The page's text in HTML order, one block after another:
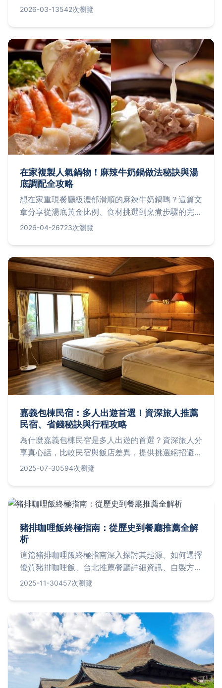
麵到拉絲、日曬，一步步拆解老師傅的獨門訣竅與新
2026-03-13542次瀏覽
在家複製人氣鍋物！麻辣牛奶鍋做法秘訣與湯
底調配全攻略
想在家重現餐廳級濃郁滑順的麻辣牛奶鍋嗎？這篇文
章分享從湯底黃金比例、食材挑選到烹煮步驟的完整
做法，並解答湯底分離、辣度調整等常見失敗問題，
2026-04-26723次瀏覽
嘉義包棟民宿：多人出遊首選！資深旅人推薦
民宿、省錢秘訣與行程攻略
為什麼嘉義包棟民宿是多人出遊的首選？資深旅人分
享真心話，比較民宿與飯店差異，提供挑選絕招避開
雷點，嚴選5間高評價民宿如茶田屋別墅與樸樹下文
2025-07-30594次瀏覽
豬排咖哩飯終極指南：從歷史到餐廳推薦全解
析
這篇豬排咖哩飯終極指南深入探討其起源、如何選擇
優質豬排咖哩飯、台北推薦餐廳詳細資訊、自製方
法、營養分析以及常見問答。無論你是美食愛好者還
2025-11-30457次瀏覽